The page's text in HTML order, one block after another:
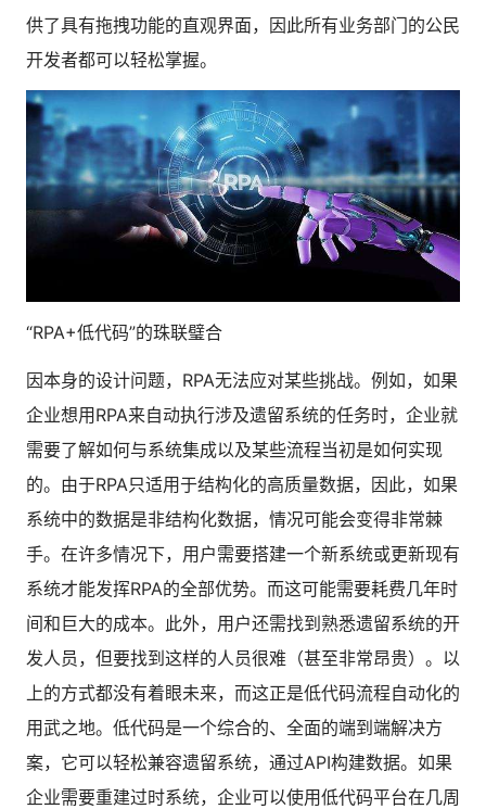
供了具有拖拽功能的直观界面，因此所有业务部门的公民
开发者都可以轻松掌握。
“RPA+低代码”的珠联璧合
因本身的设计问题，RPA无法应对某些挑战。例如，如果
企业想用RPA来自动执行涉及遗留系统的任务时，企业就
需要了解如何与系统集成以及某些流程当初是如何实现
的。由于RPA只适用于结构化的高质量数据，因此，如果
系统中的数据是非结构化数据，情况可能会变得非常棘
手。在许多情况下，用户需要搭建一个新系统或更新现有
系统才能发挥RPA的全部优势。而这可能需要耗费几年时
间和巨大的成本。此外，用户还需找到熟悉遗留系统的开
发人员，但要找到这样的人员很难（甚至非常昂贵）。以
上的方式都没有着眼未来，而这正是低代码流程自动化的
用武之地。低代码是一个综合的、全面的端到端解决方
案，它可以轻松兼容遗留系统，通过API构建数据。如果
企业需要重建过时系统，企业可以使用低代码平台在几周